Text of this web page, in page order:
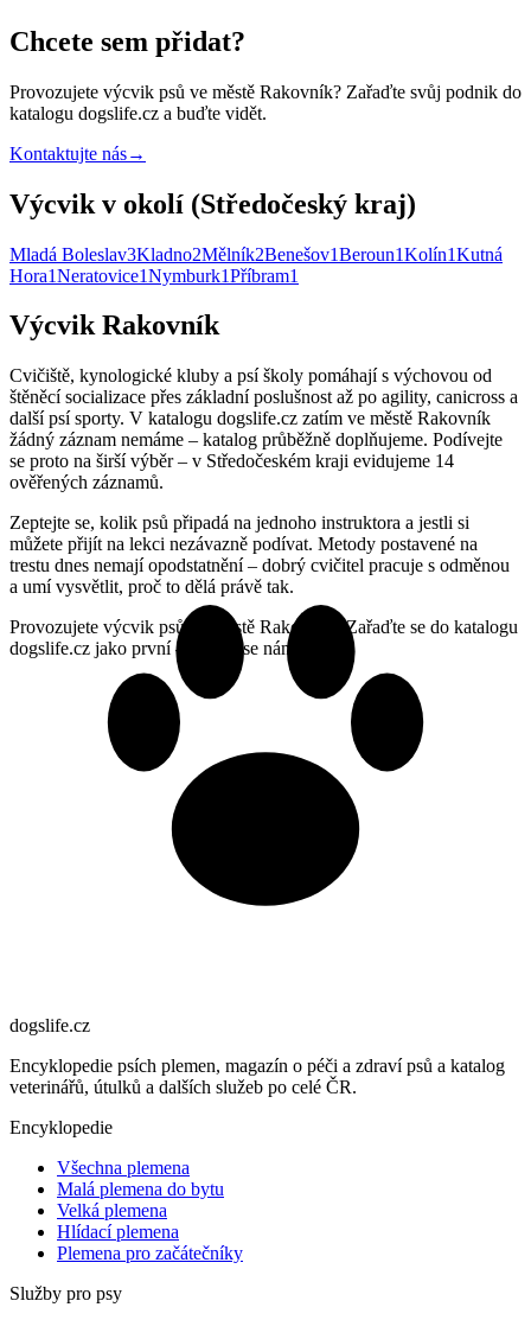
Chcete sem přidat?
Provozujete výcvik psů ve městě Rakovník? Zařaďte svůj podnik do
katalogu dogslife.cz a buďte vidět.
Kontaktujte nás→
Výcvik v okolí (Středočeský kraj)
Mladá Boleslav3Kladno2Mělník2Benešov1Beroun1Kolín1Kutná
Hora1Neratovice1Nymburk1Příbram1
Výcvik Rakovník
Cvičiště, kynologické kluby a psí školy pomáhají s výchovou od
štěněcí socializace přes základní poslušnost až po agility, canicross a
další psí sporty. V katalogu dogslife.cz zatím ve městě Rakovník
žádný záznam nemáme – katalog průběžně doplňujeme. Podívejte
se proto na širší výběr – v Středočeském kraji evidujeme 14
ověřených záznamů.
Zeptejte se, kolik psů připadá na jednoho instruktora a jestli si
můžete přijít na lekci nezávazně podívat. Metody postavené na
trestu dnes nemají opodstatnění – dobrý cvičitel pracuje s odměnou
a umí vysvětlit, proč to dělá právě tak.
Provozujete výcvik psů ve městě Rakovník? Zařaďte se do katalogu
dogslife.cz jako první – ozvěte se nám.
dogslife.cz
Encyklopedie psích plemen, magazín o péči a zdraví psů a katalog
veterinářů, útulků a dalších služeb po celé ČR.
Encyklopedie
Všechna plemena
Malá plemena do bytu
Velká plemena
Hlídací plemena
Plemena pro začátečníky
Služby pro psy